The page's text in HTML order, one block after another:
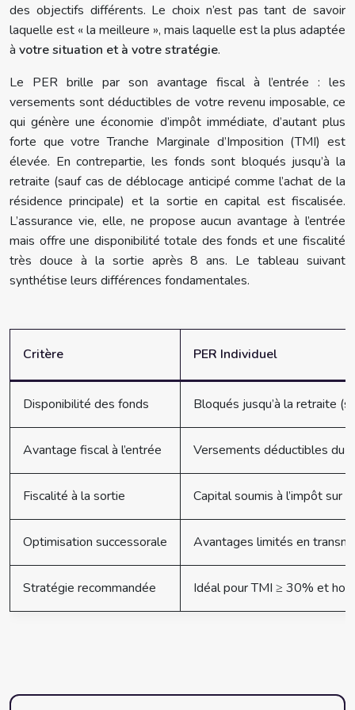
des objectifs différents. Le choix n’est pas tant de savoir
laquelle est « la meilleure », mais laquelle est la plus adaptée
à votre situation et à votre stratégie.
Le PER brille par son avantage fiscal à l’entrée : les
versements sont déductibles de votre revenu imposable, ce
qui génère une économie d’impôt immédiate, d’autant plus
forte que votre Tranche Marginale d’Imposition (TMI) est
élevée. En contrepartie, les fonds sont bloqués jusqu’à la
retraite (sauf cas de déblocage anticipé comme l’achat de la
résidence principale) et la sortie en capital est fiscalisée.
L’assurance vie, elle, ne propose aucun avantage à l’entrée
mais offre une disponibilité totale des fonds et une fiscalité
très douce à la sortie après 8 ans. Le tableau suivant
synthétise leurs différences fondamentales.
Critère PER Individuel
Disponibilité des fonds Bloqués jusqu’à la retraite
Avantage fiscal à l’entrée Versements déductibles du
Fiscalité à la sortie Capital soumis à l’impôt sur
Optimisation successorale Avantages limités en
Stratégie recommandée Idéal pour TMI ≥ 30% et